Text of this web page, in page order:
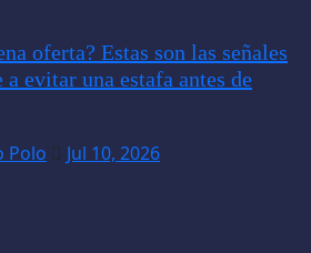
oferta? Estas son las señales
evitar una estafa antes de
Polo
Jul 10, 2026